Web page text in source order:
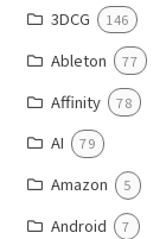
3DCG 146
Ableton 77
Affinity 78
AI 79
Amazon 5
Android 7